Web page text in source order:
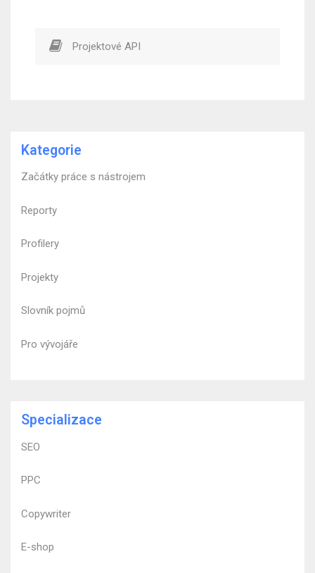
Projektové API
Kategorie
Začátky práce s nástrojem
Reporty
Profilery
Projekty
Slovník pojmů
Pro vývojáře
Specializace
SEO
PPC
Copywriter
E-shop